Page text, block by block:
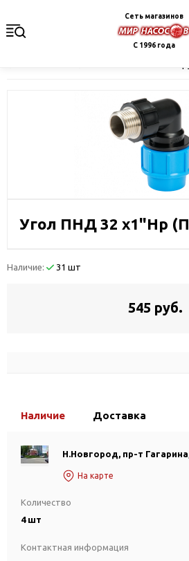
Сеть магазинов
С 1996 года
Угол ПНД 32 х1"Нр
Наличие: 31 шт
545 руб.
Наличие Доставка
Н.Новгород, пр-т
На карте
Количество
4 шт
Контактная информация